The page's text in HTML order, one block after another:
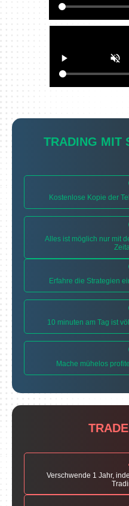
TRADING MIT
Kostenlose Kopie der
Alles ist möglich nur mit
Erfahre die Strategien
10 minuten am Tag ist
Mache mühelos
Verschwende 1 Jahr,